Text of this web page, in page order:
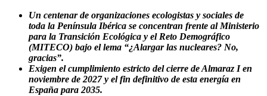
Un centenar de organizaciones ecologistas y sociales de
toda la Península Ibérica se concentran frente al Ministerio
para la Transición Ecológica y el Reto Demográfico
(MITECO) bajo el lema “¿Alargar las nucleares? No,
gracias”.
Exigen el cumplimiento estricto del cierre de Almaraz I en
noviembre de 2027 y el fin definitivo de esta energía en
España para 2035.